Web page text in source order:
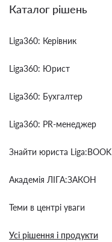
Каталог рішень
Liga360: Керівник
Liga360: Юрист
Liga360: Бухгалтер
Liga360: PR-менеджер
Знайти юриста Liga:BOOK
Академія ЛІГА:ЗАКОН
Теми в центрі уваги
Усі рішення і продукти